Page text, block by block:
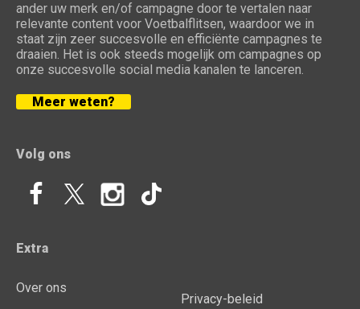
ander uw merk en/of campagne door te vertalen naar
relevante content voor Voetbalflitsen, waardoor we in
staat zijn zeer succesvolle en efficiënte campagnes te
draaien. Het is ook steeds mogelijk om campagnes op
onze succesvolle social media kanalen te lanceren.
Meer weten?
Volg ons
Extra
Over ons
Privacy-beleid